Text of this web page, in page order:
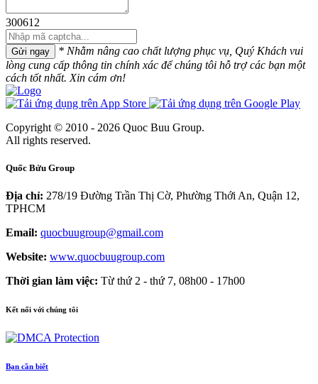
300612
Gửi ngay
* Nhằm nâng cao chất lượng phục vụ, Quý Khách vui
lòng cung cấp thông tin chính xác để chúng tôi hỗ trợ các bạn một
cách tốt nhất. Xin cám ơn!
Copyright © 2010 - 2026 Quoc Buu Group.
All rights reserved.
Quốc Bửu Group
Địa chỉ: 278/19 Đường Trần Thị Cờ, Phường Thới An, Quận 12,
TPHCM
Email: quocbuugroup@gmail.com
Website: www.quocbuugroup.com
Thời gian làm việc: Từ thứ 2 - thứ 7, 08h00 - 17h00
Kết nối với chúng tôi
Bạn cần biết